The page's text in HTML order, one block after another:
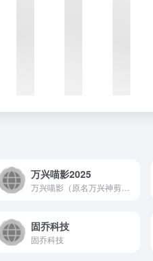
万兴喵影2025
万兴喵影（原名万兴神剪手/喵影工厂）是AIGC软件A股上市公司万兴科技旗下的一款风靡全球的国产视频剪辑神器，同时支持Windows、macOS、Android以及iOS系统，电视电影短视频大片信手拈来。
固乔科技
固乔科技